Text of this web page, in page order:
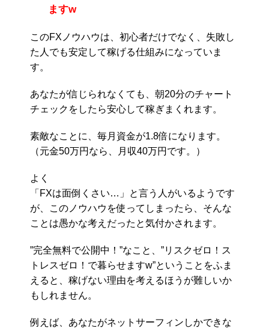
ますw
このFXノウハウは、初心者だけでなく、失敗し
た人でも安定して稼げる仕組みになっていま
す。
あなたが信じられなくても、朝20分のチャート
チェックをしたら安心して稼ぎまくれます。
素敵なことに、毎月資金が1.8倍になります。
（元金50万円なら、月収40万円です。）
よく
「FXは面倒くさい…」と言う人がいるようです
が、このノウハウを使ってしまったら、そんな
ことは愚かな考えだったと気付かされます。
”完全無料で公開中！”なこと、”リスクゼロ！ス
トレスゼロ！で暮らせますw”ということをふま
えると、稼げない理由を考えるほうが難しいか
もしれません。
例えば、あなたがネットサーフィンしかできな